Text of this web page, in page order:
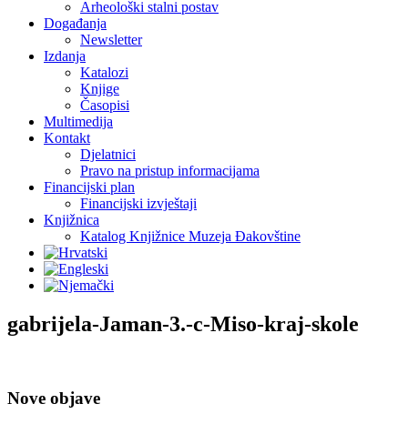
Arheološki stalni postav
Događanja
Newsletter
Izdanja
Katalozi
Knjige
Časopisi
Multimedija
Kontakt
Djelatnici
Pravo na pristup informacijama
Financijski plan
Financijski izvještaji
Knjižnica
Katalog Knjižnice Muzeja Đakovštine
gabrijela-Jaman-3.-c-Miso-kraj-skole
Nove objave